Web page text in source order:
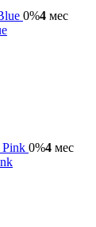
0%4 мес
0%4 мес